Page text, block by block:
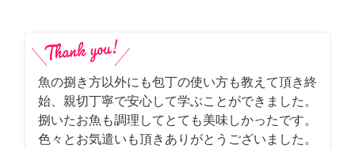
魚の捌き方以外にも包丁の使い方も教えて頂き終
始、親切丁寧で安心して学ぶことができました。
捌いたお魚も調理してとても美味しかったです。
色々とお気遣いも頂きありがとうございました。